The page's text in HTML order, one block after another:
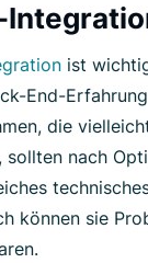
ist
End-
die
sollten nach
können sie